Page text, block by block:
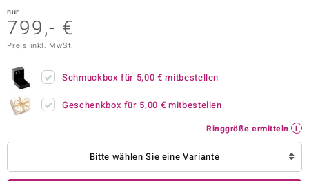
nur
799,- €
Preis inkl. MwSt.
Schmuckbox für 5,00 € mitbestellen
Geschenkbox für 5,00 € mitbestellen
Ringgröße ermitteln
Bitte wählen Sie eine Variante